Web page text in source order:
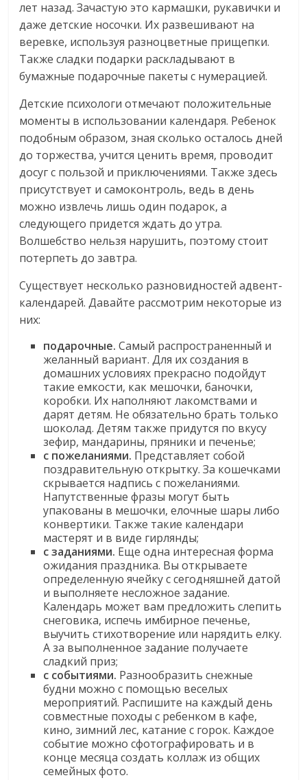
лет назад. Зачастую это кармашки, рукавички и
даже детские носочки. Их развешивают на
веревке, используя разноцветные прищепки.
Также сладки подарки раскладывают в
бумажные подарочные пакеты с нумерацией.
Детские психологи отмечают положительные
моменты в использовании календаря. Ребенок
подобным образом, зная сколько осталось дней
до торжества, учится ценить время, проводит
досуг с пользой и приключениями. Также здесь
присутствует и самоконтроль, ведь в день
можно извлечь лишь один подарок, а
следующего придется ждать до утра.
Волшебство нельзя нарушить, поэтому стоит
потерпеть до завтра.
Существует несколько разновидностей адвент-
календарей. Давайте рассмотрим некоторые из
них:
подарочные. Самый распространенный и
желанный вариант. Для их создания в
домашних условиях прекрасно подойдут
такие емкости, как мешочки, баночки,
коробки. Их наполняют лакомствами и
дарят детям. Не обязательно брать только
шоколад. Детям также придутся по вкусу
зефир, мандарины, пряники и печенье;
с пожеланиями. Представляет собой
поздравительную открытку. За кошечками
скрывается надпись с пожеланиями.
Напутственные фразы могут быть
упакованы в мешочки, елочные шары либо
конвертики. Также такие календари
мастерят и в виде гирлянды;
с заданиями. Еще одна интересная форма
ожидания праздника. Вы открываете
определенную ячейку с сегодняшней датой
и выполняете несложное задание.
Календарь может вам предложить слепить
снеговика, испечь имбирное печенье,
выучить стихотворение или нарядить елку.
А за выполненное задание получаете
сладкий приз;
с событиями. Разнообразить снежные
будни можно с помощью веселых
мероприятий. Распишите на каждый день
совместные походы с ребенком в кафе,
кино, зимний лес, катание с горок. Каждое
событие можно сфотографировать и в
конце месяца создать коллаж из общих
семейных фото.